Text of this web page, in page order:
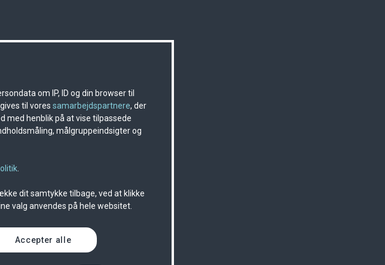
om IP, ID og din browser til
til vores samarbejdspartnere, der
med henblik på at vise tilpassede
målgruppeindsigter og
dit samtykke tilbage, ved at klikke
valg anvendes på hele websitet.
Accepter alle